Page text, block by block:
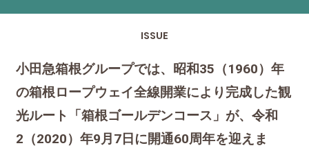
ISSUE
小田急箱根グループでは、昭和35（1960）年
の箱根ロープウェイ全線開業により完成した観
光ルート「箱根ゴールデンコース」が、令和
2（2020）年9月7日に開通60周年を迎えま